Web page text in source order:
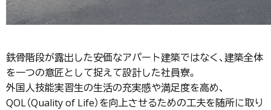
鉄骨階段が露出した安価なアパート建築ではなく、建築全体
を一つの意匠として捉えて設計した社員寮。
外国人技能実習生の生活の充実感や満足度を高め、
QOL（Quality of Life）を向上させるための工夫を随所に取り